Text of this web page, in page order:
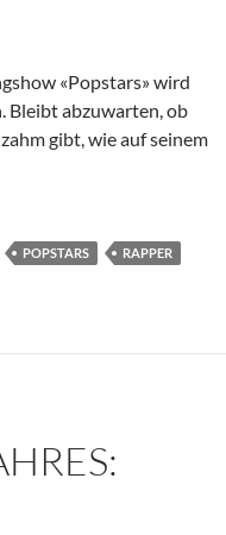
«Popstars» wird
Bleibt abzuwarten, ob
gibt, wie auf seinem
Juror: Sido macht bald
POPSTARS
RAPPER